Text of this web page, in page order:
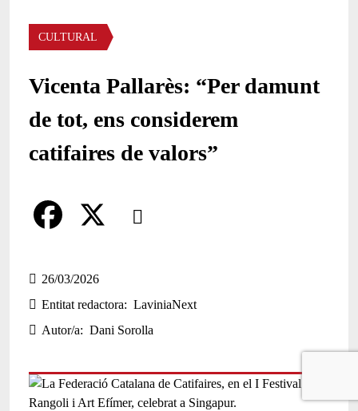
Àmbit de la notícia
CULTURAL
Vicenta Pallarès: “Per damunt
de tot, ens considerem
catifaires de valors”
Comparteix
a
c
e
o
26/03/2026
Entitat redactora
LaviniaNext
Autor/a
Dani Sorolla